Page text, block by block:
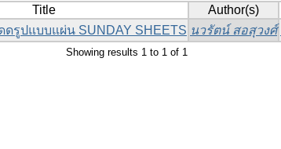
Title Author(s)
ดรูปแบบแผ่น SUNDAY SHEETS นวรัตน์ สอสุวงศ์
Showing results 1 to 1 of 1